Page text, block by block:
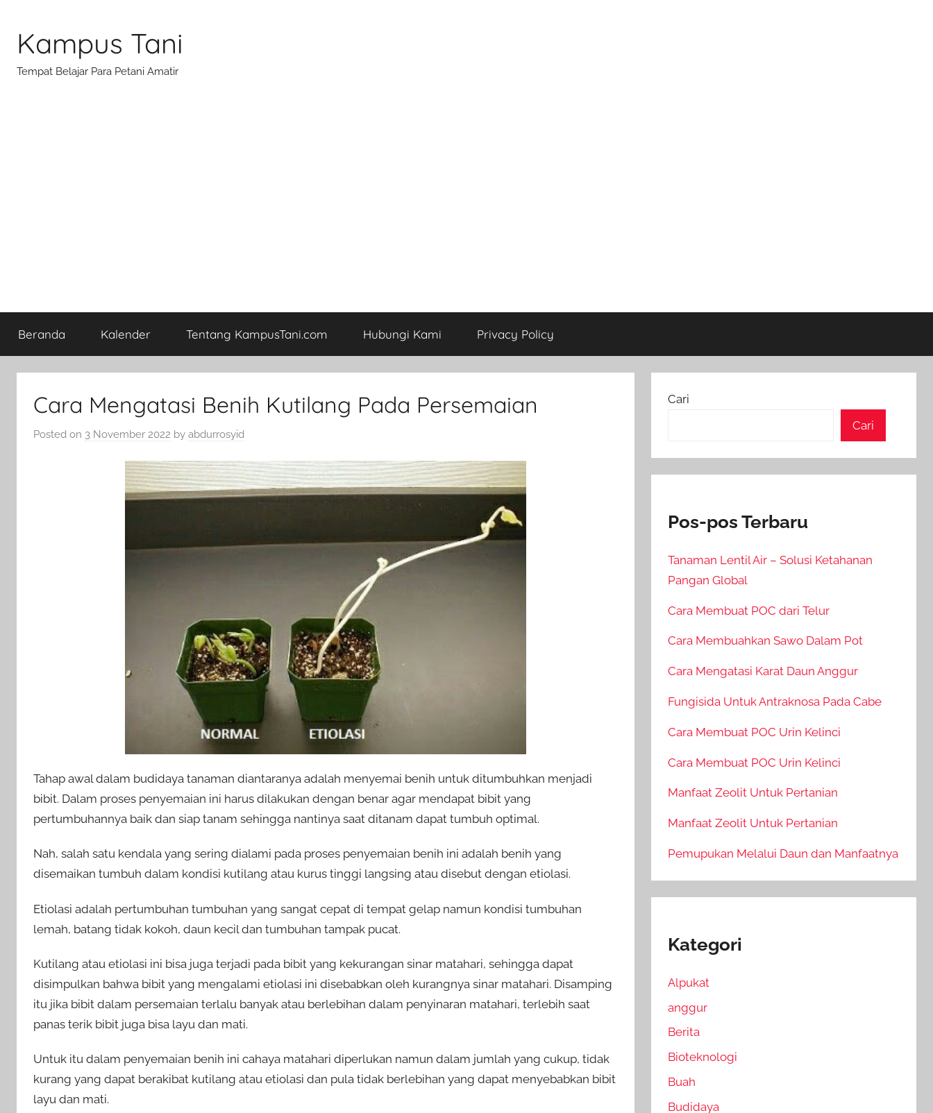
content
Kampus Tani
Tempat Belajar Para Petani Amatir
Beranda Kalender Tentang KampusTani.com Hubungi Kami Privacy Policy
Cara Mengatasi Benih Kutilang Pada Persemaian
Posted on 3 November 2022 by abdurrosyid
Tahap awal dalam budidaya tanaman diantaranya adalah menyemai benih untuk ditumbuhkan menjadi
bibit. Dalam proses penyemaian ini harus dilakukan dengan benar agar mendapat bibit yang
pertumbuhannya baik dan siap tanam sehingga nantinya saat ditanam dapat tumbuh optimal.
Nah, salah satu kendala yang sering dialami pada proses penyemaian benih ini adalah benih yang
disemaikan tumbuh dalam kondisi kutilang atau kurus tinggi langsing atau disebut dengan etiolasi.
Etiolasi adalah pertumbuhan tumbuhan yang sangat cepat di tempat gelap namun kondisi tumbuhan
lemah, batang tidak kokoh, daun kecil dan tumbuhan tampak pucat.
Kutilang atau etiolasi ini bisa juga terjadi pada bibit yang kekurangan sinar matahari, sehingga dapat
disimpulkan bahwa bibit yang mengalami etiolasi ini disebabkan oleh kurangnya sinar matahari. Disamping
itu jika bibit dalam persemaian terlalu banyak atau berlebihan dalam penyinaran matahari, terlebih saat
panas terik bibit juga bisa layu dan mati.
Untuk itu dalam penyemaian benih ini cahaya matahari diperlukan namun dalam jumlah yang cukup, tidak
kurang yang dapat berakibat kutilang atau etiolasi dan pula tidak berlebihan yang dapat menyebabkan bibit
layu dan mati.
Cari
Cari
Pos-pos Terbaru
Tanaman Lentil Air – Solusi Ketahanan
Pangan Global
Cara Membuat POC dari Telur
Cara Membuahkan Sawo Dalam Pot
Cara Mengatasi Karat Daun Anggur
Fungisida Untuk Antraknosa Pada Cabe
Cara Membuat POC Urin Kelinci
Cara Membuat POC Urin Kelinci
Manfaat Zeolit Untuk Pertanian
Manfaat Zeolit Untuk Pertanian
Pemupukan Melalui Daun dan Manfaatnya
Kategori
Alpukat
anggur
Berita
Bioteknologi
Buah
Budidaya